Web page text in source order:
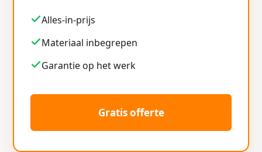
Alles-in-prijs
Materiaal inbegrepen
Garantie op het werk
Gratis offerte